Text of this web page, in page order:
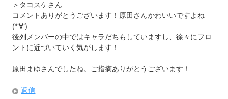
＞タコスケさん
コメントありがとうございます！原田さんかわいいですよね
(*‘∀‘)
後列メンバーの中ではキャラだちもしていますし、徐々にフロ
ントに近づいていく気がします！
原田まゆさんでしたね。ご指摘ありがとうございます！
返信